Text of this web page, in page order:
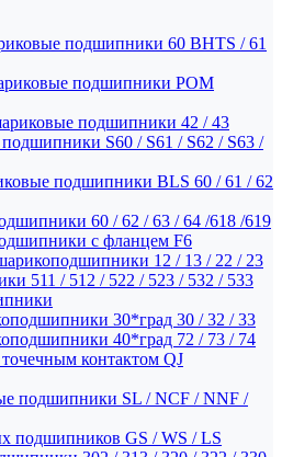
подшипники 60 BHTS / 61
подшипники POM
подшипники 42 / 43
S60 / S61 / S62 / S63 /
подшипники BLS 60 / 61 / 62
60 / 62 / 63 / 64 /618 /619
с фланцем F6
12 / 13 / 22 / 23
511 / 512 / 522 / 523 / 532 / 533
30*град 30 / 32 / 33
40*град 72 / 73 / 74
контактом QJ
подшипники SL / NCF / NNF /
подшипников GS / WS / LS